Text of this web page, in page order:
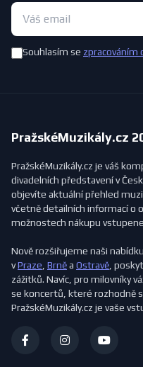
Souhlasím se zpracováním
PražskéMuzikály.cz
PražskéMuzikály.cz je váš
divadelních představení v
objevíte aktuální přehled
včetně detailních informací o
možnostech nákupu
Nově rozšiřujeme naši
vPraze Brněa Ostravě ,
zážitků. Navíc, pro milovníky
se koncertů, které rozhodně
PražskéMuzikály.cz je vaše